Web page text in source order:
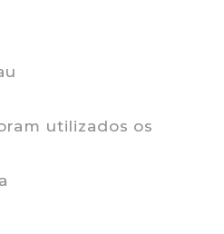
utilizados os